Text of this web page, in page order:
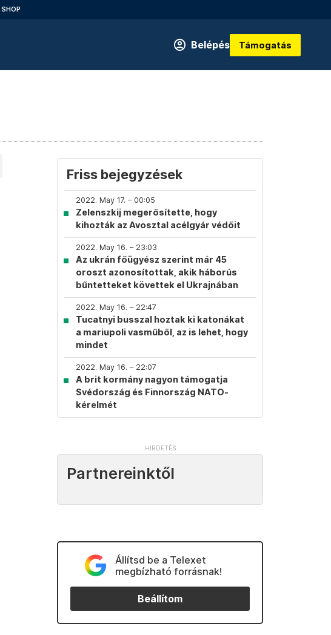
SHOP
Belépés Támogatás
Friss bejegyzések
2022. May 17. – 00:05
Zelenszkij megerősítette, hogy
kihozták az Avosztal acélgyár védőit
2022. May 16. – 23:03
Az ukrán főügyész szerint már 45
oroszt azonosítottak, akik háborús
bűntetteket követtek el Ukrajnában
2022. May 16. – 22:47
Tucatnyi busszal hoztak ki katonákat
a mariupoli vasműből, az is lehet, hogy
mindet
2022. May 16. – 22:07
A brit kormány nagyon támogatja
Svédország és Finnország NATO-
kérelmét
Partnereinktől
Állítsd be a Telexet
megbízható forrásnak!
Beállítom